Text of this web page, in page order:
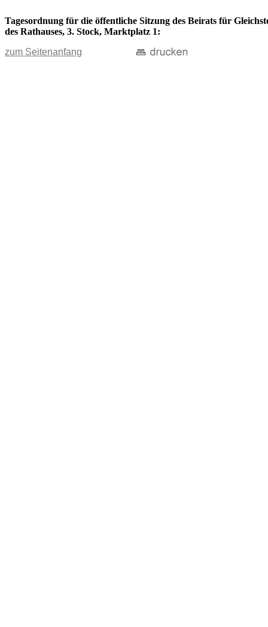
Tagesordnung für die öffentliche Sitzung des Beirats für
des Rathauses, 3. Stock, Marktplatz 1:
zum Seitenanfang